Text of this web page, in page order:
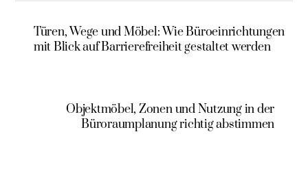
Türen, Wege und Möbel: Wie Büroeinrichtungen
mit Blick auf Barrierefreiheit gestaltet werden
Objektmöbel, Zonen und Nutzung in der
Büroraumplanung richtig abstimmen